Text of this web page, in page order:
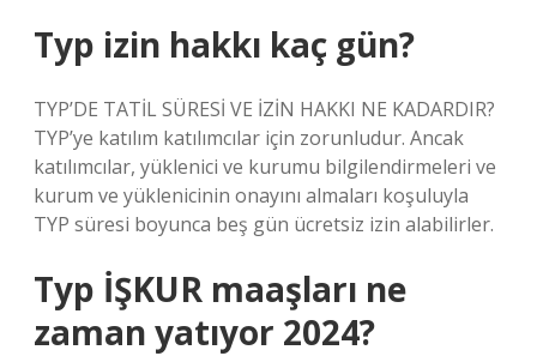
Typ izin hakkı kaç gün?
TYP’DE TATİL SÜRESİ VE İZİN HAKKI NE KADARDIR?
TYP’ye katılım katılımcılar için zorunludur. Ancak
katılımcılar, yüklenici ve kurumu bilgilendirmeleri ve
kurum ve yüklenicinin onayını almaları koşuluyla
TYP süresi boyunca beş gün ücretsiz izin alabilirler.
Typ İŞKUR maaşları ne
zaman yatıyor 2024?